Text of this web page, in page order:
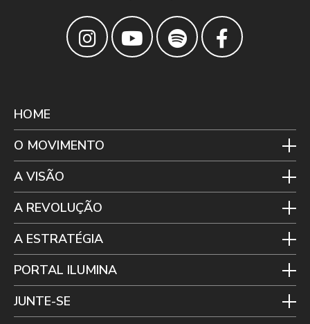
HOME
O MOVIMENTO
A VISÃO
A REVOLUÇÃO
A ESTRATÉGIA
PORTAL ILUMINA
JUNTE-SE